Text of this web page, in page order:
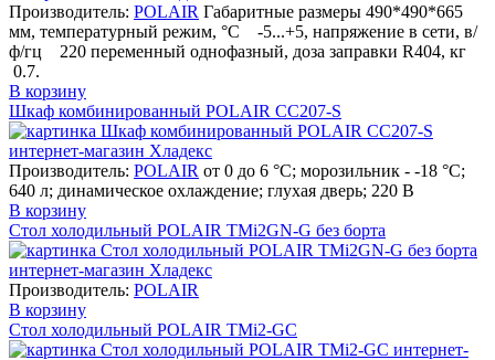
Производитель: POLAIR Габаритные размеры 490*490*665
мм, температурный режим, °С -5...+5, напряжение в сети, в/
ф/гц 220 переменный однофазный, доза заправки R404, кг
0.7.
В корзину
Шкаф комбинированный POLAIR CC207-S
Производитель: POLAIR от 0 до 6 °C; морозильник - -18 °C;
640 л; динамическое охлаждение; глухая дверь; 220 В
В корзину
Стол холодильный POLAIR TMi2GN-G без борта
Производитель: POLAIR
В корзину
Стол холодильный POLAIR TMi2-GC